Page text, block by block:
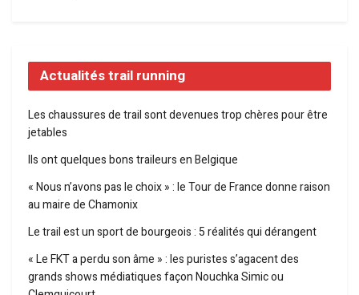
Actualités trail running
Les chaussures de trail sont devenues trop chères pour être
jetables
Ils ont quelques bons traileurs en Belgique
« Nous n’avons pas le choix » : le Tour de France donne raison
au maire de Chamonix
Le trail est un sport de bourgeois : 5 réalités qui dérangent
« Le FKT a perdu son âme » : les puristes s’agacent des
grands shows médiatiques façon Nouchka Simic ou